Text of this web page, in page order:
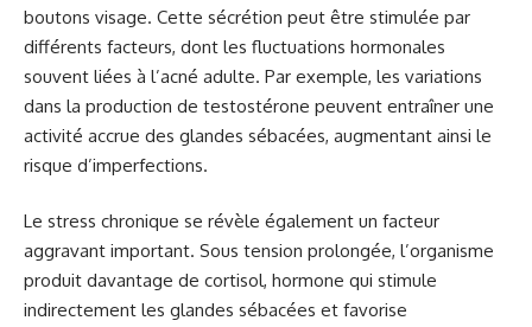
boutons visage. Cette sécrétion peut être stimulée par
différents facteurs, dont les fluctuations hormonales
souvent liées à l’acné adulte. Par exemple, les variations
dans la production de testostérone peuvent entraîner une
activité accrue des glandes sébacées, augmentant ainsi le
risque d’imperfections.
Le stress chronique se révèle également un facteur
aggravant important. Sous tension prolongée, l’organisme
produit davantage de cortisol, hormone qui stimule
indirectement les glandes sébacées et favorise